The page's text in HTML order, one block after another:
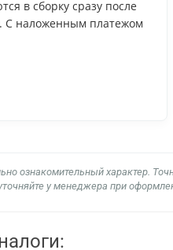
в сборку сразу после
С наложенным платежом
ознакомительный характер.
у менеджера при